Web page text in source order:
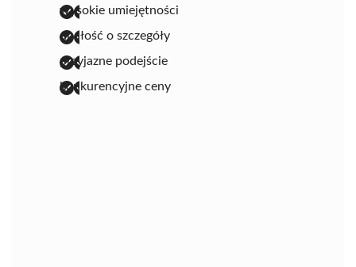
wysokie umiejętności
dbałość o szczegóły
przyjazne podejście
konkurencyjne ceny